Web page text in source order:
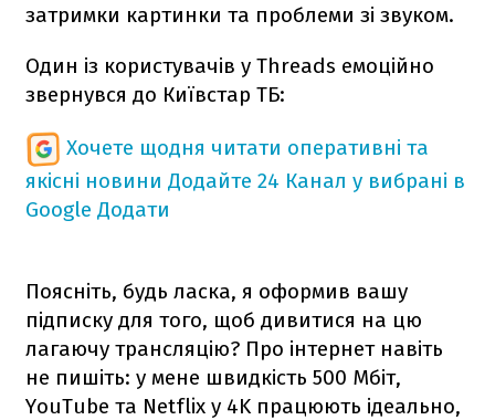
затримки картинки та проблеми зі звуком.
Один із користувачів у Threads емоційно
звернувся до Київстар ТБ:
Хочете щодня читати оперативні та
якісні новини Додайте 24 Канал у вибрані в
Google Додати
Поясніть, будь ласка, я оформив вашу
підписку для того, щоб дивитися на цю
лагаючу трансляцію? Про інтернет навіть
не пишіть: у мене швидкість 500 Мбіт,
YouTube та Netflix у 4K працюють ідеально,